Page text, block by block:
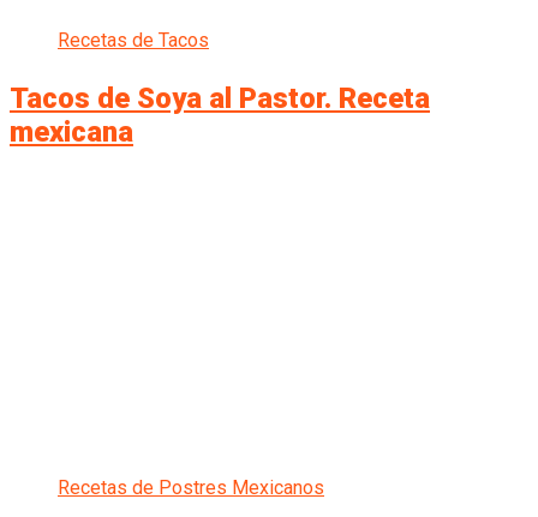
Recetas de Tacos
Tacos de Soya al Pastor. Receta
mexicana
Recetas de Postres Mexicanos